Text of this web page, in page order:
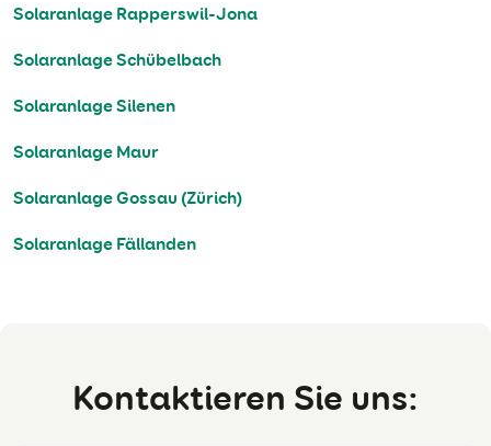
Solaranlage Rapperswil-Jona
Solaranlage Schübelbach
Solaranlage Silenen
Solaranlage Maur
Solaranlage Gossau (Zürich)
Solaranlage Fällanden
Kontaktieren Sie uns: